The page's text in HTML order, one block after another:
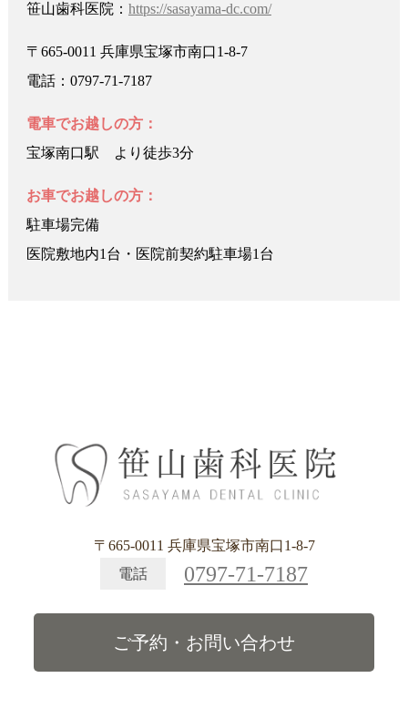
笹山歯科医院： https://sasayama-dc.com/
〒665-0011 兵庫県宝塚市南口1-8-7
電話：0797-71-7187
電車でお越しの方：
宝塚南口駅 より徒歩3分
お車でお越しの方：
駐車場完備
医院敷地内1台・医院前契約駐車場1台
〒665-0011 兵庫県宝塚市南口1-8-7
電話
0797-71-7187
ご予約・お問い合わせ